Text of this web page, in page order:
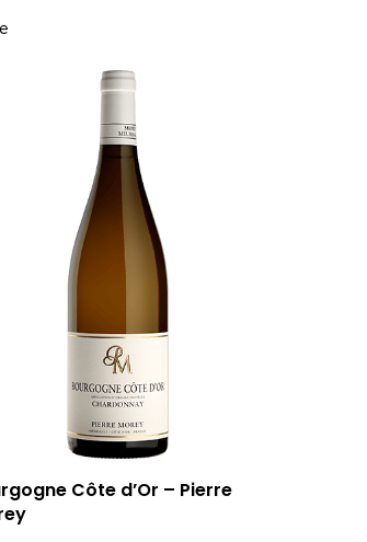
Côte d’Or – Pierre